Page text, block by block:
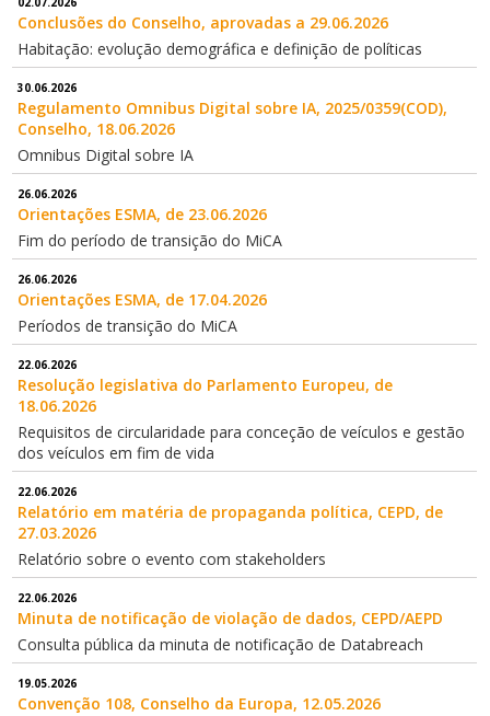
Conclusões do Conselho, aprovadas a 29.06.2026
Habitação: evolução demográfica e definição de políticas
30.06.2026
Regulamento Omnibus Digital sobre IA, 2025/0359(COD),
Conselho, 18.06.2026
Omnibus Digital sobre IA
26.06.2026
Orientações ESMA, de 23.06.2026
Fim do período de transição do MiCA
26.06.2026
Orientações ESMA, de 17.04.2026
Períodos de transição do MiCA
22.06.2026
Resolução legislativa do Parlamento Europeu, de
18.06.2026
Requisitos de circularidade para conceção de veículos e gestão
dos veículos em fim de vida
22.06.2026
Relatório em matéria de propaganda política, CEPD, de
27.03.2026
Relatório sobre o evento com stakeholders
22.06.2026
Minuta de notificação de violação de dados, CEPD/AEPD
Consulta pública da minuta de notificação de Databreach
19.05.2026
Convenção 108, Conselho da Europa, 12.05.2026